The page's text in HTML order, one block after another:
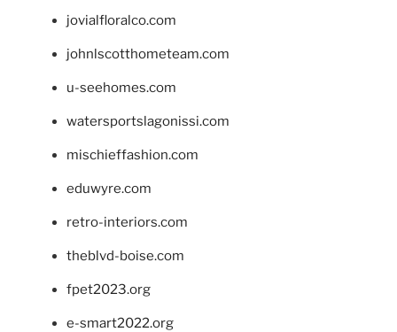
jovialfloralco.com
johnlscotthometeam.com
u-seehomes.com
watersportslagonissi.com
mischieffashion.com
eduwyre.com
retro-interiors.com
theblvd-boise.com
fpet2023.org
e-smart2022.org